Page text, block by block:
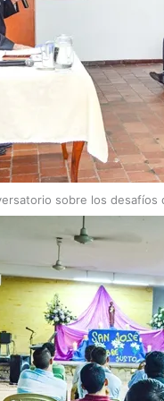
sobre los desafíos